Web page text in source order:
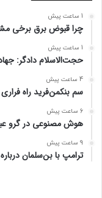
1 ساعت پیش
چرا قبوض برق برخی
1 ساعت پیش
حجت‌الاسلام دادگر:
4 ساعت پیش
سم بنکمن‌فرید راه فراری پیدا نکرد؛
6 ساعت پیش
هوش مصنوعی در گرو عبور از تنگه هرمز؛
9 ساعت پیش
ترامپ با بن‌سلمان